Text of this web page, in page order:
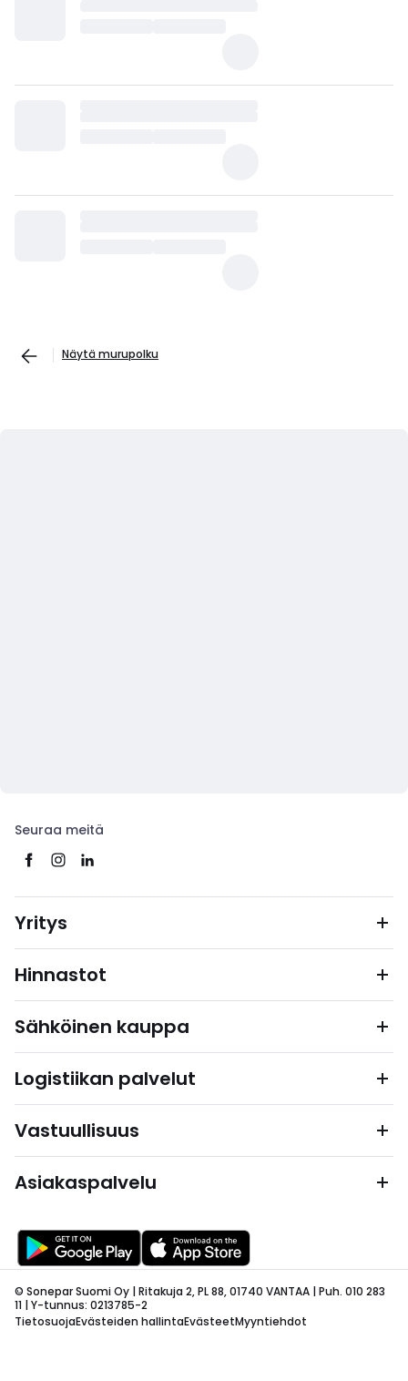
Näytä murupolku
Seuraa meitä
Yritys
Hinnastot
Sähköinen kauppa
Logistiikan palvelut
Vastuullisuus
Asiakaspalvelu
© Sonepar Suomi Oy | Ritakuja 2, PL 88, 01740 VANTAA | Puh. 010 283
11 | Y-tunnus: 0213785-2
TietosuojaEvästeiden hallintaEvästeetMyyntiehdot